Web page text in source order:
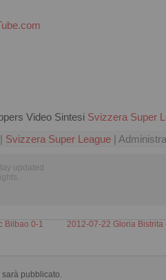
Video Sintesi Svizzera Super
Svizzera Super League |
updated
Bilbao 0-1 2012-07-22 Gloria Bistrita
sarà pubblicato.